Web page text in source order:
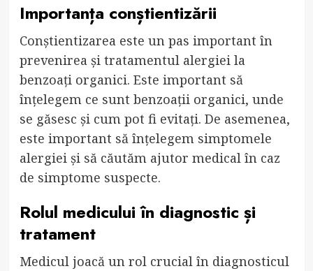
Importanța conștientizării
Conștientizarea este un pas important în
prevenirea și tratamentul alergiei la
benzoați organici. Este important să
înțelegem ce sunt benzoații organici, unde
se găsesc și cum pot fi evitați. De asemenea,
este important să înțelegem simptomele
alergiei și să căutăm ajutor medical în caz
de simptome suspecte.
Rolul medicului în diagnostic și
tratament
Medicul joacă un rol crucial în diagnosticul